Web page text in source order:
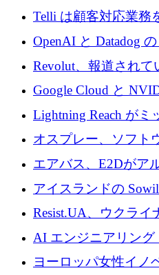
1,200 万ユーロを調達
Telli は顧客対応業務
1,500 万ドルのシー
OpenAI と Datadog
ートアップ Arrakis
Revolut、報道されて
の新たな二次株式売
Google Cloud と
された AI の野望を
Lightning Reach が
グループとしてポー
に買収
オスプレー、ソフト
攻撃を阻止するため
エアバス、E2Dがア
欧州防衛技術ファン
アイスランドの
ッション製品インテ
ームを拡大するため
Resist.UA、ウクラ
衛技術を拡大するた
基金を立ち上げる
AI エンジニアリン
ートアップ Cascade
ヨーロッパ女性イノ